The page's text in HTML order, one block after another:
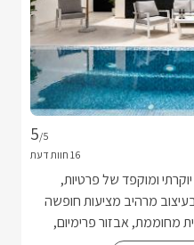
5/5
ומוקפד של פרטיות,
בעיצוב מרהיב מציעות חופשה
מחוממת, אבזור פרימיום,